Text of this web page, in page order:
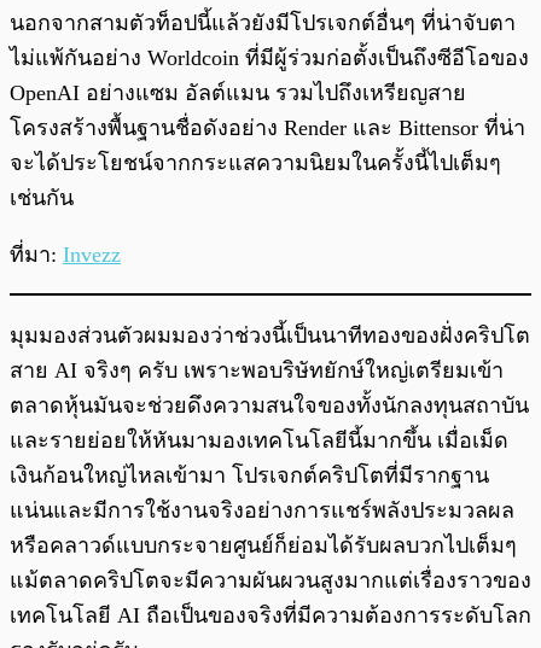
นอกจากสามตัวท็อปนี้แล้วยังมีโปรเจกต์อื่นๆ ที่น่าจับตา
ไม่แพ้กันอย่าง Worldcoin ที่มีผู้ร่วมก่อตั้งเป็นถึงซีอีโอของ
OpenAI อย่างแซม อัลต์แมน รวมไปถึงเหรียญสาย
โครงสร้างพื้นฐานชื่อดังอย่าง Render และ Bittensor ที่น่า
จะได้ประโยชน์จากกระแสความนิยมในครั้งนี้ไปเต็มๆ
เช่นกัน
ที่มา: Invezz
มุมมองส่วนตัวผมมองว่าช่วงนี้เป็นนาทีทองของฝั่งคริปโต
สาย AI จริงๆ ครับ เพราะพอบริษัทยักษ์ใหญ่เตรียมเข้า
ตลาดหุ้นมันจะช่วยดึงความสนใจของทั้งนักลงทุนสถาบัน
และรายย่อยให้หันมามองเทคโนโลยีนี้มากขึ้น เมื่อเม็ด
เงินก้อนใหญ่ไหลเข้ามา โปรเจกต์คริปโตที่มีรากฐาน
แน่นและมีการใช้งานจริงอย่างการแชร์พลังประมวลผล
หรือคลาวด์แบบกระจายศูนย์ก็ย่อมได้รับผลบวกไปเต็มๆ
แม้ตลาดคริปโตจะมีความผันผวนสูงมากแต่เรื่องราวของ
เทคโนโลยี AI ถือเป็นของจริงที่มีความต้องการระดับโลก